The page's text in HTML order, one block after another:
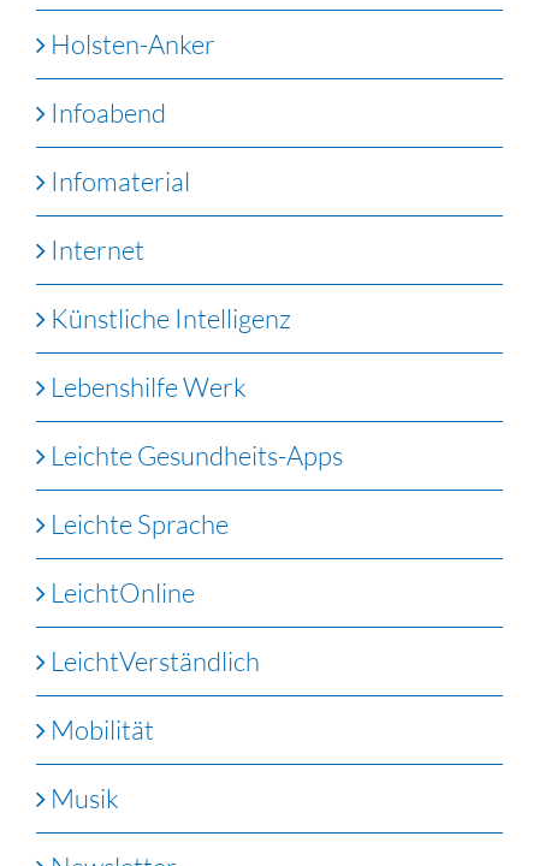
Holsten-Anker
Infoabend
Infomaterial
Internet
Künstliche Intelligenz
Lebenshilfe Werk
Leichte Gesundheits-Apps
Leichte Sprache
LeichtOnline
LeichtVerständlich
Mobilität
Musik